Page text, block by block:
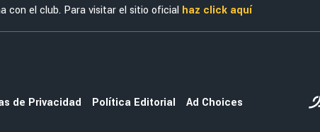
con el club. Para visitar el sitio oficial haz click aquí
de Privacidad Política Editorial Ad Choices